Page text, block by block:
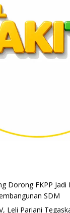
Dorong FKPP Jadi
SDM
Leli Pariani